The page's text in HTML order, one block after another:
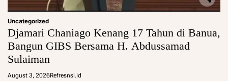
Uncategorized
Djamari Chaniago Kenang 17 Tahun di Banua,
Bangun GIBS Bersama H. Abdussamad
Sulaiman
August 3, 2026Refresnsi.id